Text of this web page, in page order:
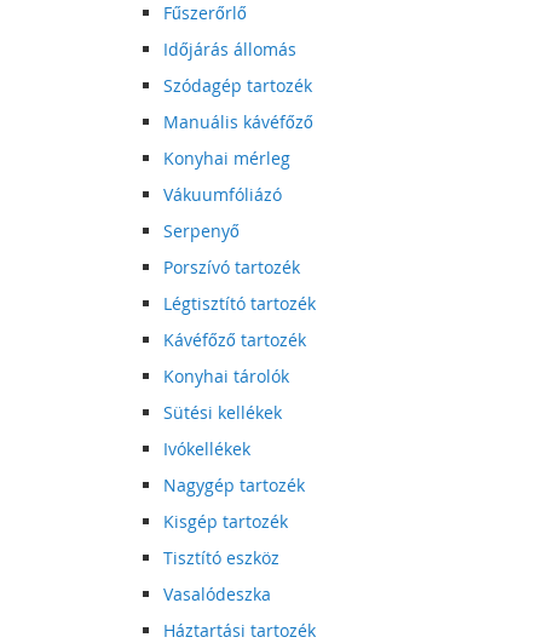
Fűszerőrlő
Időjárás állomás
Szódagép tartozék
Manuális kávéfőző
Konyhai mérleg
Vákuumfóliázó
Serpenyő
Porszívó tartozék
Légtisztító tartozék
Kávéfőző tartozék
Konyhai tárolók
Sütési kellékek
Ivókellékek
Nagygép tartozék
Kisgép tartozék
Tisztító eszköz
Vasalódeszka
Háztartási tartozék